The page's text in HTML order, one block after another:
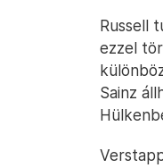
Russell
ezzel
Sainz